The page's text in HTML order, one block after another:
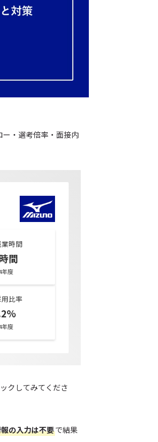
・選考倍率・面接内
時間
間
年度
比率
年度
クしてみてくださ
の入力は不要で結果